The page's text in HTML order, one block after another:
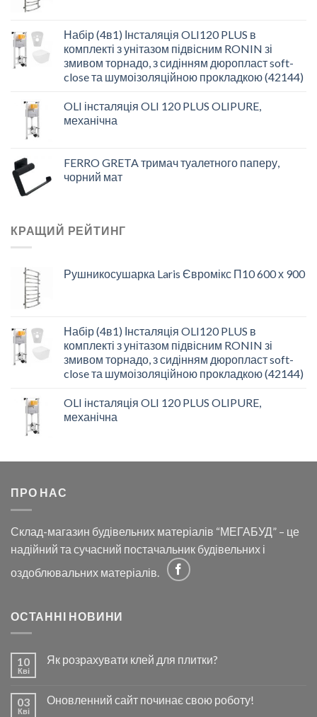
Набір (4в1) Інсталяція OLI120 PLUS в
комплекті з унітазом підвісним RONIN зі
змивом торнадо, з сидінням дюропласт soft-
close та шумоізоляційною прокладкою (42144)
OLI інсталяція OLI 120 PLUS OLIPURE,
механічна
FERRO GRETA тримач туалетного паперу,
чорний мат
КРАЩИЙ РЕЙТИНГ
Рушникосушарка Laris Євромікс П10 600 х 900
Набір (4в1) Інсталяція OLI120 PLUS в
комплекті з унітазом підвісним RONIN зі
змивом торнадо, з сидінням дюропласт soft-
close та шумоізоляційною прокладкою (42144)
OLI інсталяція OLI 120 PLUS OLIPURE,
механічна
ПРО НАС
Склад-магазин будівельних матеріалів “МЕГАБУД” – це
надійний та сучасний постачальник будівельних і
оздоблювальних матеріалів.
ОСТАННІ НОВИНИ
10
Кві
Як розрахувати клей для плитки?
03
Кві
Оновленний сайт починає свою роботу!